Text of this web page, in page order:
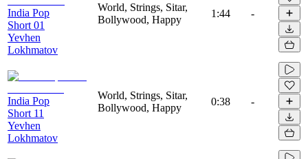
India Pop
Short 01
Yevhen
Lokhmatov
World, Strings, Sitar,
Bollywood, Happy
1:44 -
India Pop
Short 11
Yevhen
Lokhmatov
World, Strings, Sitar,
Bollywood, Happy
0:38 -